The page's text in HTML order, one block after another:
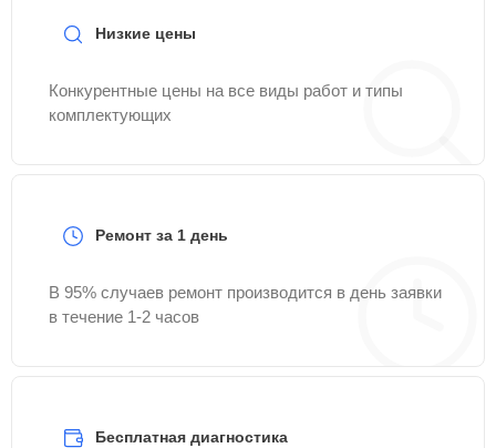
Низкие цены
Конкурентные цены на все виды работ и типы
комплектующих
Ремонт за 1 день
В 95% случаев ремонт производится в день заявки
в течение 1-2 часов
Бесплатная диагностика